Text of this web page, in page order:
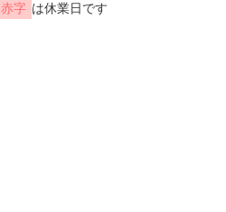
赤字 は休業日です